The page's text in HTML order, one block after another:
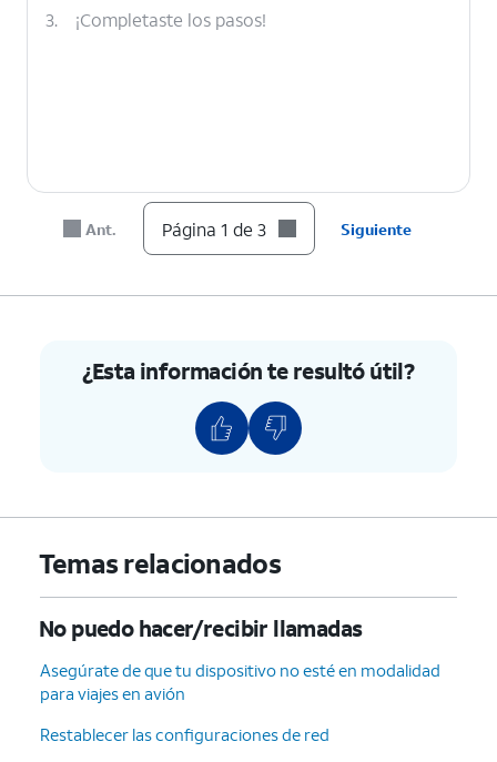
3. ¡Completaste los pasos!
Ant. Página 1 de 3 Siguiente
¿Esta información te resultó útil?
Temas relacionados
No puedo hacer/recibir llamadas
Asegúrate de que tu dispositivo no esté en modalidad
para viajes en avión
Restablecer las configuraciones de red